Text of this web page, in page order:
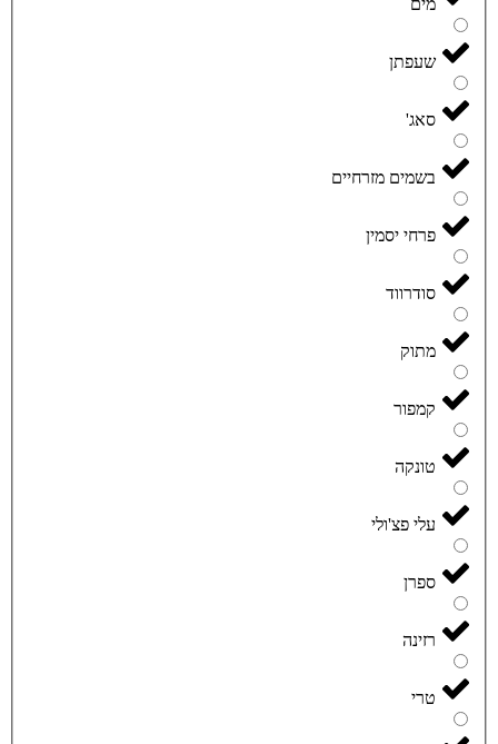
שעפתן
סאג'
בשמים מזרחיים
פרחי יסמין
סודרווד
מתוק
קמפור
טונקה
עלי פצ'ולי
ספרן
רזינה
טרי